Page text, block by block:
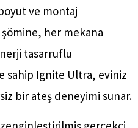
ve montaj
her mekana
tasarruflu
sahip Ignite Ultra, eviniz
bir ateş deneyimi sunar.